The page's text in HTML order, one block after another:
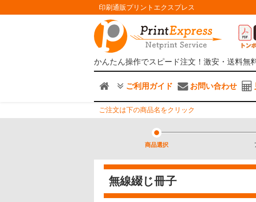
印刷通販プリントエクスプレス
かんたん操作でスピード注文！激安・送料無
ご利用ガイド お問い合わせ
ご注文は下の商品名をクリック
商品選択
無線綴じ冊子